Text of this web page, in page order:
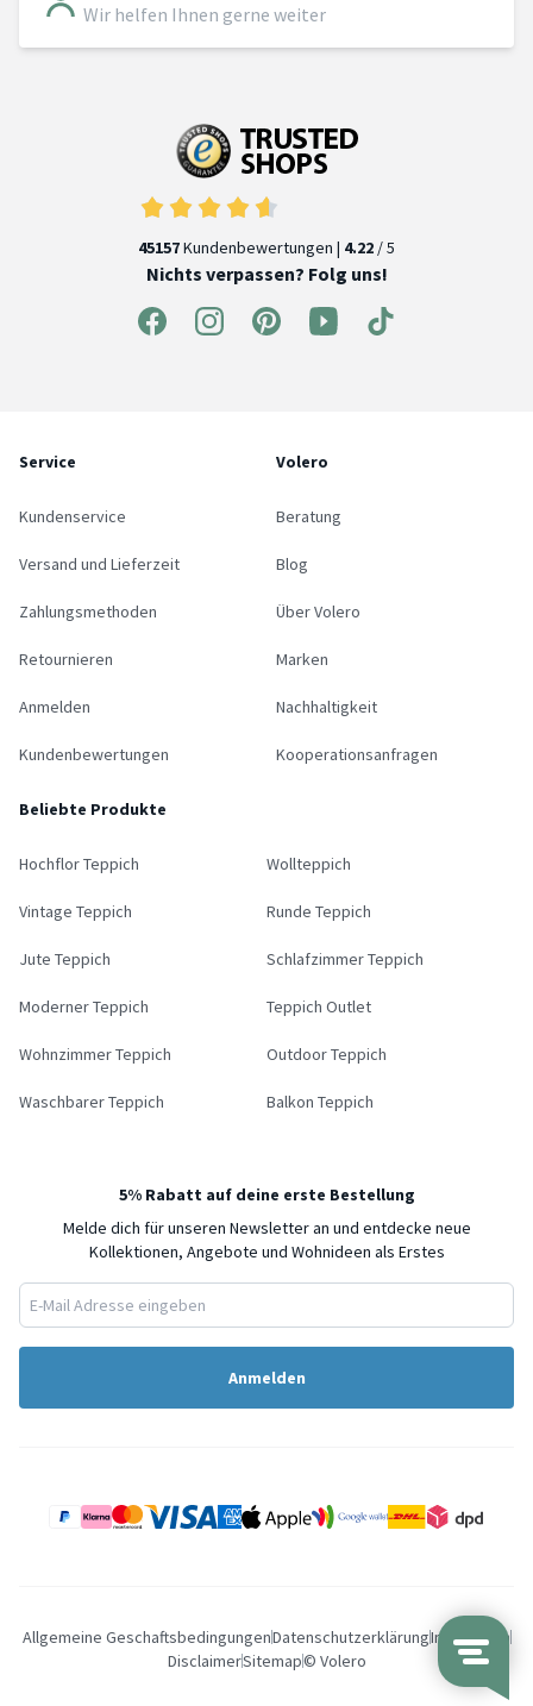
Wir helfen Ihnen gerne weiter
45157Kundenbewertungen | 4.22 / 5
Nichts verpassen? Folg uns!
Service
Kundenservice
Versand und Lieferzeit
Zahlungsmethoden
Retournieren
Anmelden
Kundenbewertungen
Volero
Beratung
Blog
Über Volero
Marken
Nachhaltigkeit
Kooperationsanfragen
Beliebte Produkte
Hochflor Teppich Wollteppich
Vintage Teppich Runde Teppich
Jute Teppich Schlafzimmer Teppich
Moderner Teppich Teppich Outlet
Wohnzimmer Teppich Outdoor Teppich
Waschbarer Teppich Balkon Teppich
5% Rabatt auf deine erste Bestellung
Melde dich für unseren Newsletter an und entdecke neue
Kollektionen, Angebote und Wohnideen als Erstes
Anmelden
Allgemeine GeschaftsbedingungenDatenschutzerklärungImpressum
DisclaimerSitemap© Volero